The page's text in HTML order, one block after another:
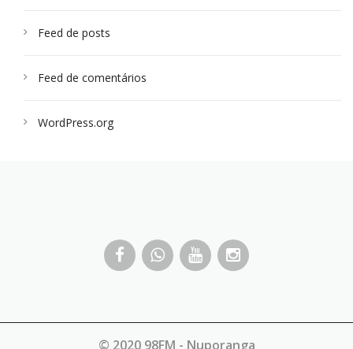
Feed de posts
Feed de comentários
WordPress.org
© 2020 98FM - Nuporanga